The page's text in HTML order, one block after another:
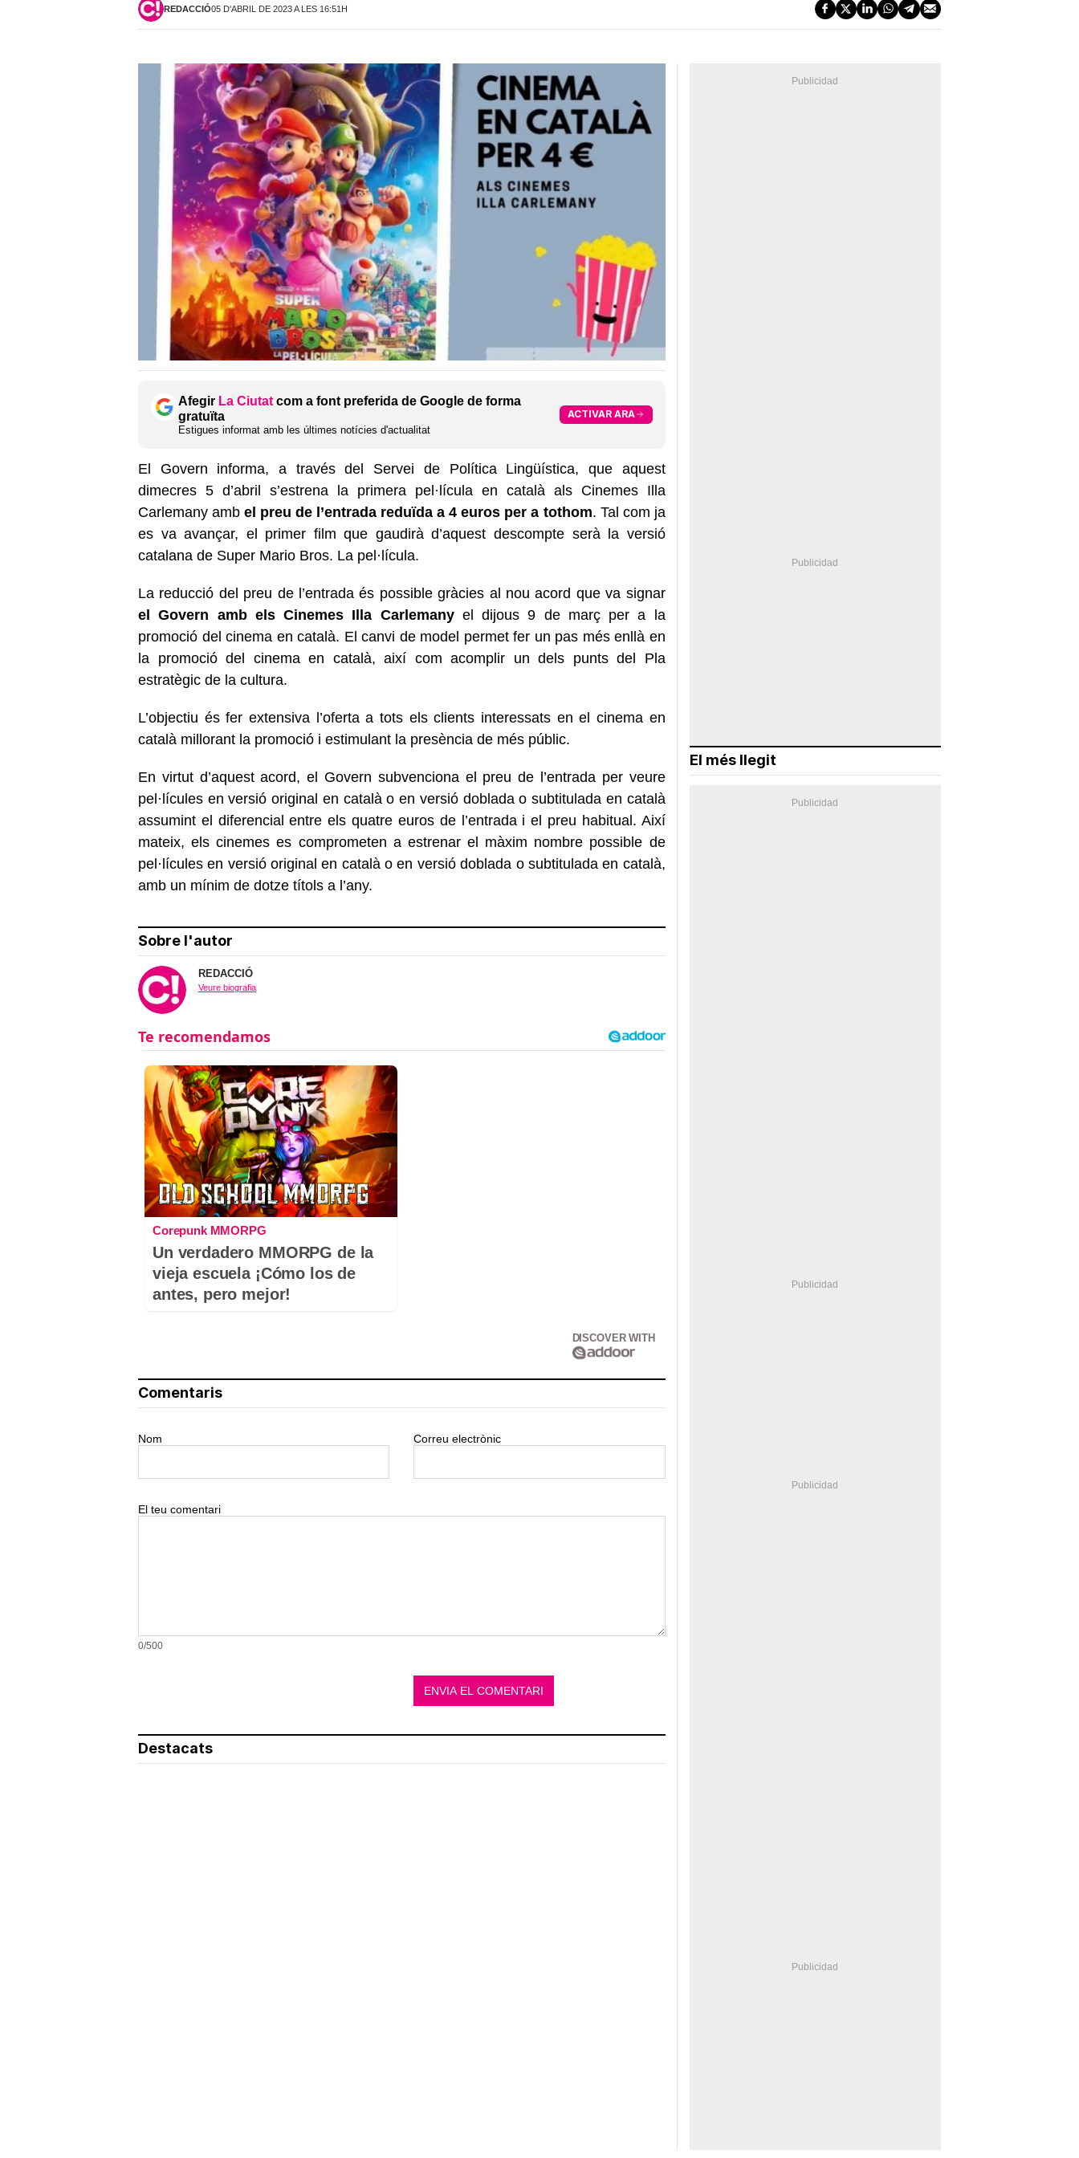
REDACCIÓ05 D'ABRIL DE 2023 A LES 16:51H
Afegir La Ciutat com a font preferida de Google de forma
gratuïta
Estigues informat amb les últimes notícies d'actualitat
ACTIVAR ARA
El Govern informa, a través del Servei de Política Lingüística, que aquest
dimecres 5 d’abril s’estrena la primera pel·lícula en català als Cinemes Illa
Carlemany ambel preu de l’entrada reduïda a 4 euros per a tothom. Tal com ja
es va avançar, el primer film que gaudirà d’aquest descompte serà la versió
catalana de Super Mario Bros. La pel·lícula.
La reducció del preu de l’entrada és possible gràcies al nou acord que va signar
el Govern amb els Cinemes Illa Carlemanyel dijous 9 de març per a la
promoció del cinema en català. El canvi de model permet fer un pas més enllà en
la promoció del cinema en català, així com acomplir un dels punts del Pla
estratègic de la cultura.
L’objectiu és fer extensiva l’oferta a tots els clients interessats en el cinema en
català millorant la promoció i estimulant la presència de més públic.
En virtut d’aquest acord, el Govern subvenciona el preu de l’entrada per veure
pel·lícules en versió original en català o en versió doblada o subtitulada en català
assumint el diferencial entre els quatre euros de l’entrada i el preu habitual. Així
mateix, els cinemes es comprometen a estrenar el màxim nombre possible de
pel·lícules en versió original en català o en versió doblada o subtitulada en català,
amb un mínim de dotze títols a l’any.
Sobre l'autor
REDACCIÓ
Veure biografia
Corepunk MMORPG
Un verdadero MMORPG de la
vieja escuela ¡Cómo los de
antes, pero mejor!
DISCOVER WITH
Comentaris
Nom Correu electrònic
El teu comentari
0/500
Destacats
El més llegit